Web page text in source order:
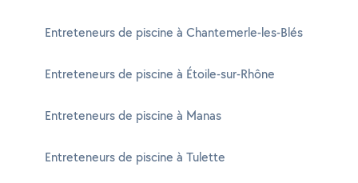
Entreteneurs de piscine à Chantemerle-les-Blés
Entreteneurs de piscine à Étoile-sur-Rhône
Entreteneurs de piscine à Manas
Entreteneurs de piscine à Tulette